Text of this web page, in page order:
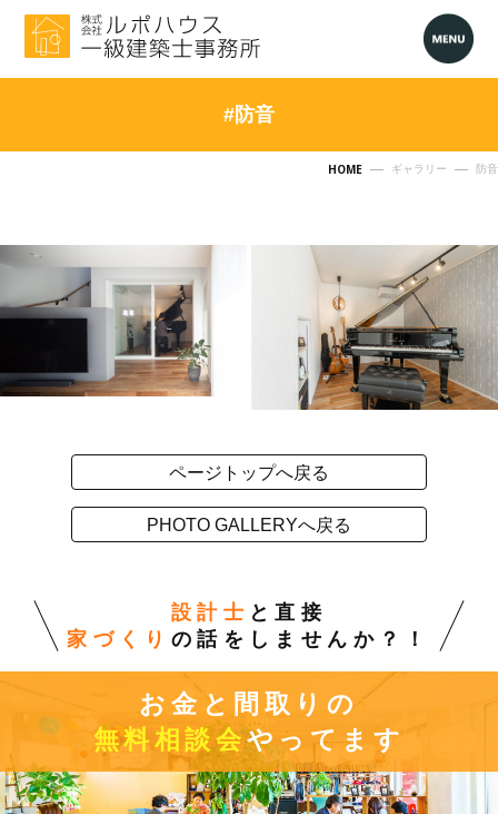
HOME ギャラリー 防音
#防音
ページトップへ戻る
PHOTO GALLERYへ戻る
設計士 と直接
家づくり の話をしませんか？！
お金と間取りの
無料相談会やってます